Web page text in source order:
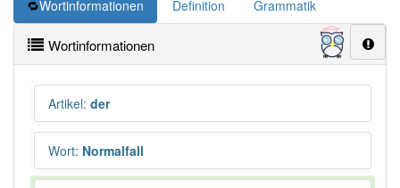
Wortinformationen Definition Grammatik
Wortinformationen
Artikel: der
Wort: Normalfall